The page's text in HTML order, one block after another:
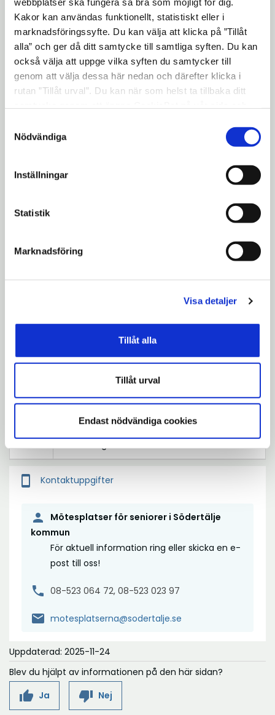
Kakor kan användas funktionellt, statistiskt eller i
marknadsföringssyfte. Du kan välja att klicka på ”Tillåt
alla” och ger då ditt samtycke till samtliga syften. Du kan
också välja att uppge vilka syften du samtycker till
genom att välja dessa här nedan och därefter klicka i
rutan ”Tillåt urval”. Du kan när som helst ta tillbaka ditt
"Visa detaljer" kan du läsa om hur kakorna används och
hur vi och våra leverantörer inhämtar och behandlar
Nödvändiga
Inställningar
Statistik
Marknadsföring
Visa detaljer
Tillåt alla
Tillåt urval
Endast nödvändiga cookies
tisdag 13 januari - tisdag 25 augusti 2026
12:00 - 14:00
Tisdagar
Öppet gym på Morkullan måndagar
Mötesplatsen Morkullan
måndag 22 juni - måndag 24 augusti 2026
Dart på Morkullan måndagar
måndag 22 juni - måndag 24 augusti 2026
torsdag 23 juli - torsdag 27 augusti 2026
10:15 - 11:15
Öppet gym på Morkullan torsdagar
- sommaren
Mötesplatsen Morkullan
torsdag 23 juli - torsdag 27 augusti 2026
smartphone Kontaktuppgifter
person
Mötesplatser för seniorer i Södertälje
kommun
För aktuell information ring eller skicka en e-
post till oss!
phone 08-523 064 72, 08-523 023 97
mail motesplatserna@sodertalje.se
Uppdaterad: 2025-11-24
Blev du hjälpt av informationen på den här sidan?
thumb_up Ja thumb_down Nej